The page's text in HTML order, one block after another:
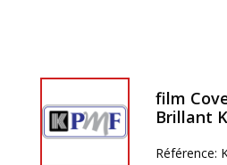
film
Brillant
Référence: